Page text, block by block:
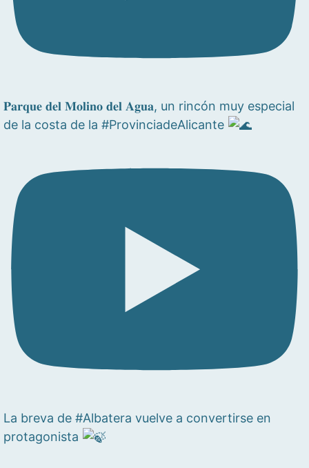
𝐏𝐚𝐫𝐪𝐮𝐞 𝐝𝐞𝐥 𝐌𝐨𝐥𝐢𝐧𝐨 𝐝𝐞𝐥 𝐀𝐠𝐮𝐚, un rincón muy especial
de la costa de la #ProvinciadeAlicante
La breva de #Albatera vuelve a convertirse en
protagonista